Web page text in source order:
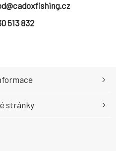
513 832
stránky